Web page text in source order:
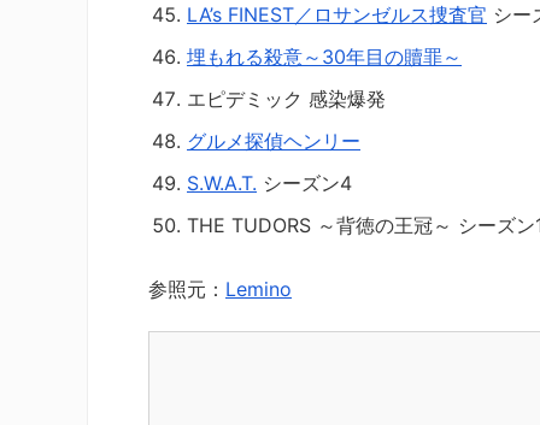
LA’s FINEST／ロサンゼルス捜査官 シー
埋もれる殺意～30年目の贖罪～
エピデミック 感染爆発
グルメ探偵ヘンリー
S.W.A.T. シーズン4
THE TUDORS ～背徳の王冠～ シーズン
参照元： Lemino